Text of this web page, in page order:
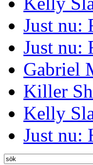
Just nu:
Just nu:
Gabriel
Killer
Kelly
Just nu: